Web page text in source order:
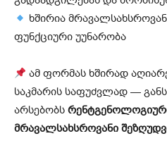
ხშირია
ფუნქციური უუნარობა
ამ ფორმას ხშირად
საკმარის საფუძვლად —
არსებობს
მრავალსახსროვანი